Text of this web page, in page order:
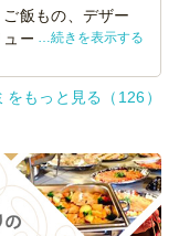
飯もの、デザー
ームも十分で、
続きを表示する
をもっと見る（126）